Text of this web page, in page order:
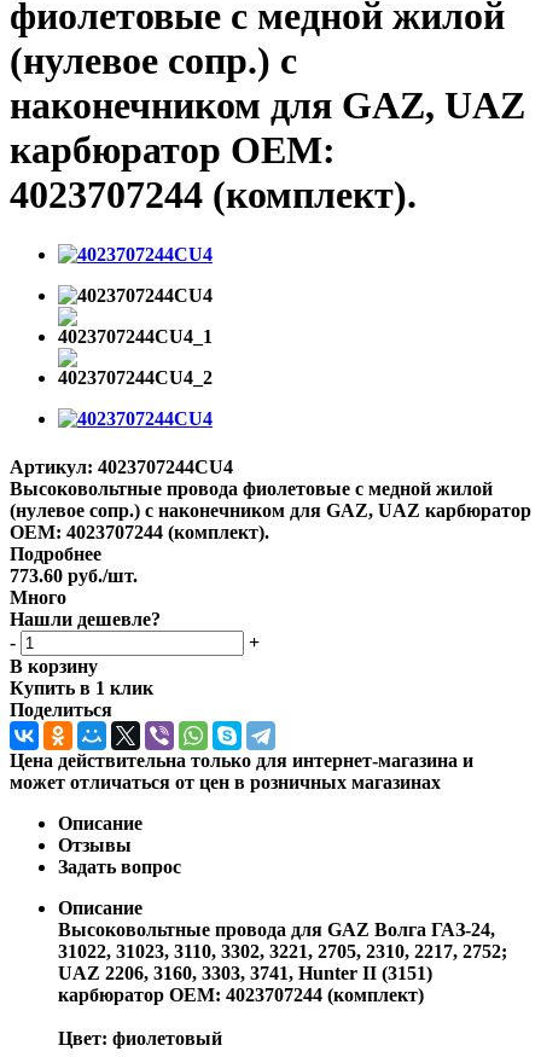
фиолетовые с медной жилой
(нулевое сопр.) с
наконечником для GAZ, UAZ
карбюратор OEM:
4023707244 (комплект).
Артикул: 4023707244CU4
Высоковольтные провода фиолетовые с медной жилой
(нулевое сопр.) с наконечником для GAZ, UAZ карбюратор
OEM: 4023707244 (комплект).
Подробнее
773.60 руб./шт.
Много
Нашли дешевле?
-
+
В корзину
Купить в 1 клик
Поделиться
Цена действительна только для интернет-магазина и
может отличаться от цен в розничных магазинах
Описание
Отзывы
Задать вопрос
Описание
Высоковольтные провода для GAZ Волга ГАЗ-24,
31022, 31023, 3110, 3302, 3221, 2705, 2310, 2217, 2752;
UAZ 2206, 3160, 3303, 3741, Hunter II (3151)
карбюратор OEM: 4023707244 (комплект)
Цвет: фиолетовый